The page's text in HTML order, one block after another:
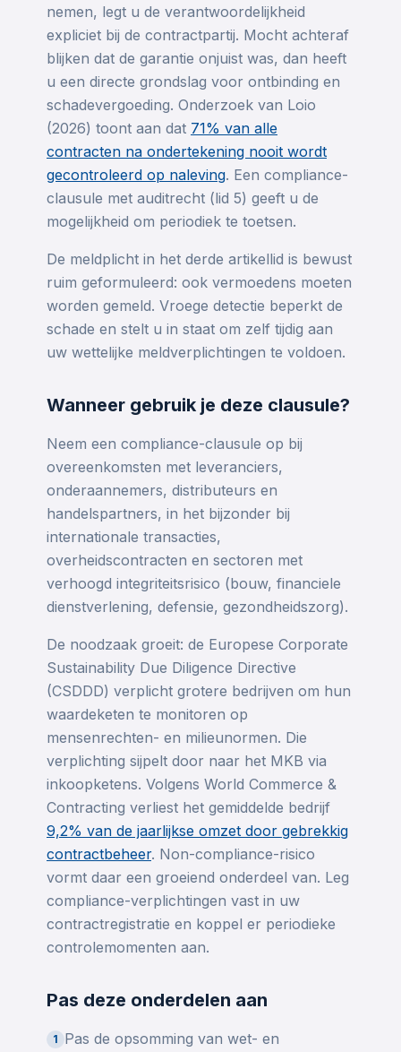
nemen, legt u de verantwoordelijkheid
expliciet bij de contractpartij. Mocht achteraf
blijken dat de garantie onjuist was, dan heeft
u een directe grondslag voor ontbinding en
schadevergoeding. Onderzoek van Loio
(2026) toont aan dat 71% van alle
contracten na ondertekening nooit wordt
gecontroleerd op naleving. Een compliance-
clausule met auditrecht (lid 5) geeft u de
mogelijkheid om periodiek te toetsen.
De meldplicht in het derde artikellid is bewust
ruim geformuleerd: ook vermoedens moeten
worden gemeld. Vroege detectie beperkt de
schade en stelt u in staat om zelf tijdig aan
uw wettelijke meldverplichtingen te voldoen.
Wanneer gebruik je deze clausule?
Neem een compliance-clausule op bij
overeenkomsten met leveranciers,
onderaannemers, distributeurs en
handelspartners, in het bijzonder bij
internationale transacties,
overheidscontracten en sectoren met
verhoogd integriteitsrisico (bouw, financiele
dienstverlening, defensie, gezondheidszorg).
De noodzaak groeit: de Europese Corporate
Sustainability Due Diligence Directive
(CSDDD) verplicht grotere bedrijven om hun
waardeketen te monitoren op
mensenrechten- en milieunormen. Die
verplichting sijpelt door naar het MKB via
inkoopketens. Volgens World Commerce &
Contracting verliest het gemiddelde bedrijf
9,2% van de jaarlijkse omzet door gebrekkig
contractbeheer. Non-compliance-risico
vormt daar een groeiend onderdeel van. Leg
compliance-verplichtingen vast in uw
contractregistratie en koppel er periodieke
controlemomenten aan.
Pas deze onderdelen aan
1 Pas de opsomming van wet- en